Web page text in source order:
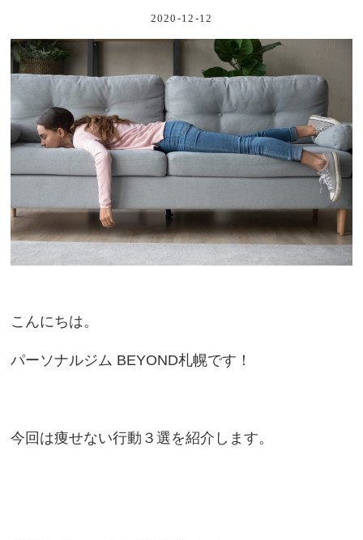
2020-12-12
こんにちは。
パーソナルジム BEYOND札幌です！
今回は痩せない行動３選を紹介します。